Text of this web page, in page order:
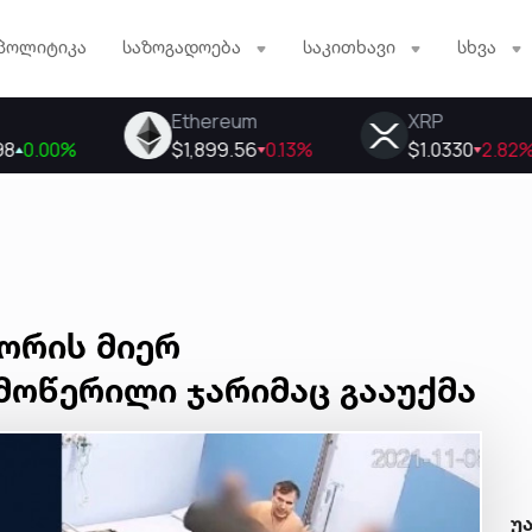
საზოგადოება საკითხავი სხვა
მიერ
ჯარიმაც გააუქმა